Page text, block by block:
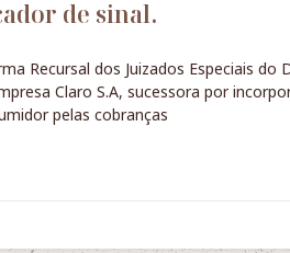
de sinal.
Recursal dos Juizados Especiais do
Claro S.A, sucessora por
pelas cobranças